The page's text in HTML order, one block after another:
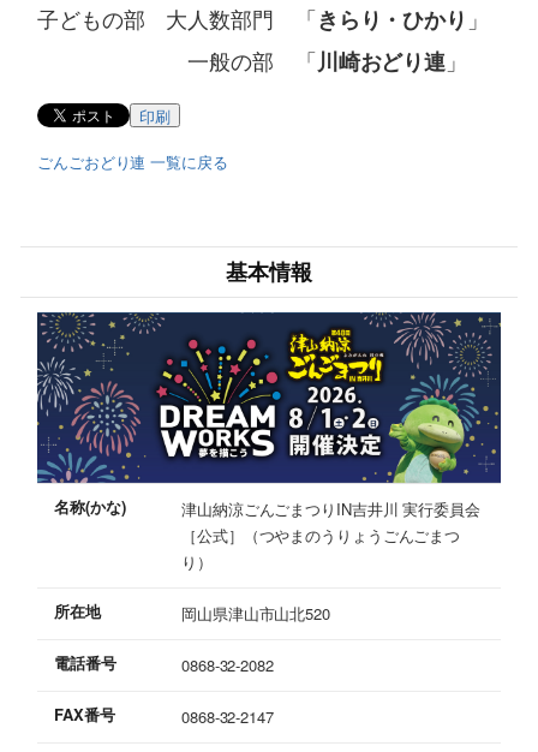
子どもの部 大人数部門 「きらり・ひかり 」
一般の部 「川崎おどり連 」
印刷
ごんごおどり連 一覧に戻る
基本情報
名称(かな)
津山納涼ごんごまつりIN吉井川 実行委員会
［公式］（つやまのうりょうごんごまつ
り）
所在地 岡山県津山市山北520
電話番号 0868-32-2082
FAX番号 0868-32-2147